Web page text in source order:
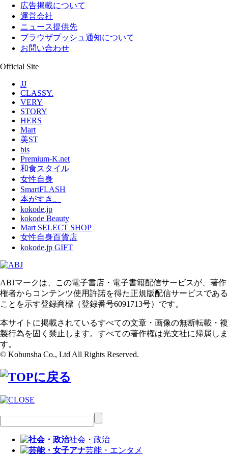
広告掲載について
運営会社
ニュース提供先
ブラウザプッシュ通知について
お問い合わせ
Official Site
JJ
CLASSY.
VERY
STORY
HERS
Mart
美ST
bis
Premium-K.net
和食スタイル
女性自身
SmartFLASH
本がすき。
kokode.jp
kokode Beauty
Mart SELECT SHOP
女性自身百貨店
kokode.jp GIFT
ABJマークは、この電子書店・電子書籍配信サービスが、著作
権者からコンテンツ使用許諾を得た正規版配信サービスである
ことを示す登録商標（登録番号6091713号）です。
本サイトに掲載されているすべての文章・画像の無断転載・複
製行為を固く禁止します。すべての著作権は光文社に帰属しま
す。
© Kobunsha Co., Ltd All Rights Reserved.
社会・政治
芸能・エンタメ